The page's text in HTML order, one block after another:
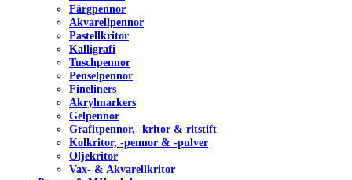
Färgpennor
Akvarellpennor
Pastellkritor
Kalligrafi
Tuschpennor
Penselpennor
Fineliners
Akrylmarkers
Gelpennor
Grafitpennor, -kritor & ritstift
Kolkritor, -pennor & -pulver
Oljekritor
Vax- & Akvarellkritor